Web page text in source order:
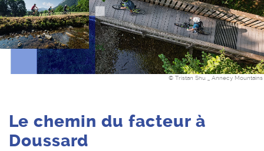
© Tristan Shu _ Annecy Mountains
Le chemin du facteur à
Doussard